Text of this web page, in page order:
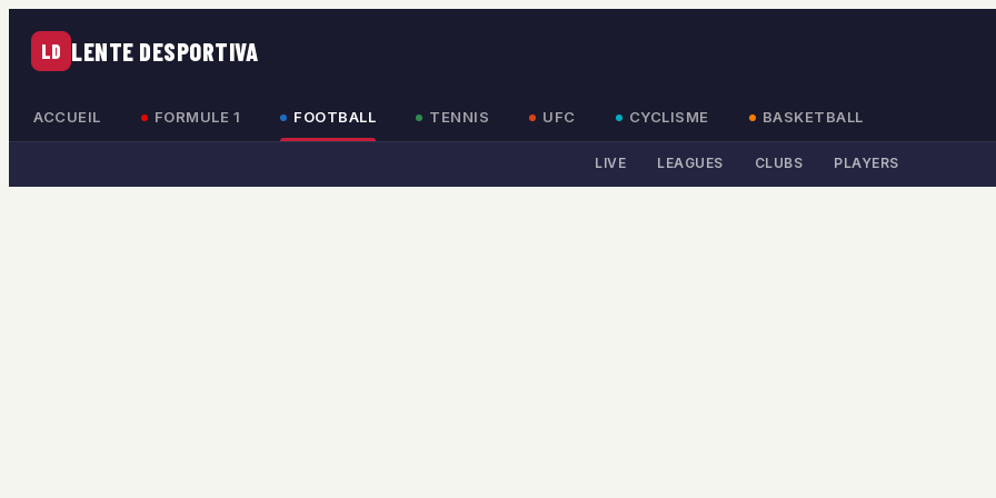
LD LENTE DESPORTIVA
ACCUEIL FORMULE 1 FOOTBALL TENNIS UFC CYCLISME BASKETBALL
LIVE LEAGUES CLUBS PLAYERS